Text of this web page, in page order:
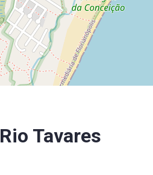
Rio Tavares